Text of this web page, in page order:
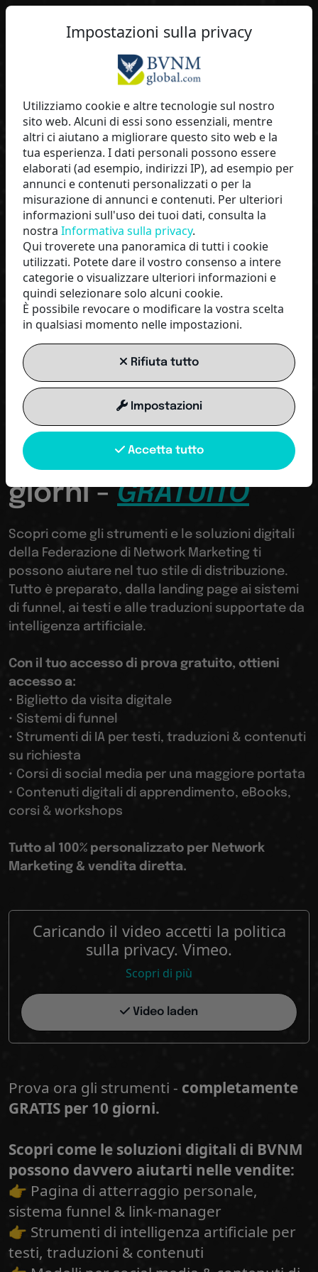
lippi
BVNMglobal
INIZIA ORA
Raggio d'azione in autopilota - Il tuo modo
intelligente per la visibilità digitale!
Prova tutti gli
strumenti per 10
giorni -GRATUITO
Scopri come gli strumenti e le soluzioni digitali
della Federazione di Network Marketing ti
possono aiutare nel tuo stile di distribuzione.
Tutto è preparato, dalla landing page ai sistemi
di funnel, ai testi e alle traduzioni supportate da
intelligenza artificiale.
Con il tuo accesso di prova gratuito, ottieni
accesso a:
• Biglietto da visita digitale
• Sistemi di funnel
• Strumenti di IA per testi, traduzioni & contenuti
su richiesta
• Corsi di social media per una maggiore portata
• Contenuti digitali di apprendimento, eBooks,
corsi & workshops
Tutto al 100% personalizzato per Network
Marketing & vendita diretta.
Caricando il video accetti la politica
sulla privacy. Vimeo.
Scopri di più
Video laden
Prova ora gli strumenti - completamente
GRATIS per 10 giorni.
Scopri come le soluzioni digitali di BVNM
possono davvero aiutarti nelle vendite:
👉 Pagina di atterraggio personale,
sistema funnel & link-manager
👉 Strumenti di intelligenza artificiale per
testi, traduzioni & contenuti
Impostazioni sulla privacy
Utilizziamo cookie e altre tecnologie sul nostro
sito web. Alcuni di essi sono essenziali, mentre
altri ci aiutano a migliorare questo sito web e la
tua esperienza. I dati personali possono essere
elaborati (ad esempio, indirizzi IP), ad esempio per
annunci e contenuti personalizzati o per la
misurazione di annunci e contenuti. Per ulteriori
informazioni sull'uso dei tuoi dati, consulta la
nostra Informativa sulla privacy.
Qui troverete una panoramica di tutti i cookie
utilizzati. Potete dare il vostro consenso a intere
categorie o visualizzare ulteriori informazioni e
quindi selezionare solo alcuni cookie.
È possibile revocare o modificare la vostra scelta
in qualsiasi momento nelle impostazioni.
Rifiuta tutto
Impostazioni
Accetta tutto